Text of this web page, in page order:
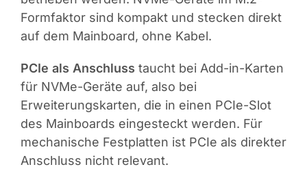
Formfaktor sind kompakt und stecken direkt
auf dem Mainboard, ohne Kabel.
PCIe als Anschluss taucht bei Add-in-Karten
für NVMe-Geräte auf, also bei
Erweiterungskarten, die in einen PCIe-Slot
des Mainboards eingesteckt werden. Für
mechanische Festplatten ist PCIe als direkter
Anschluss nicht relevant.